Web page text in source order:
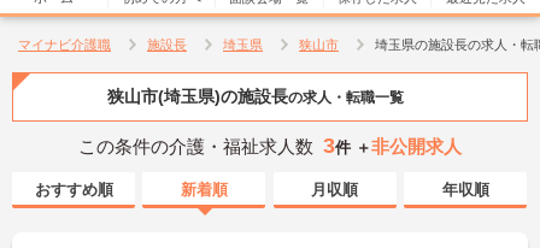
マイナビ介護職 施設長 埼玉県 狭山市 埼玉県の施設長の求人・転
狭山市(埼玉県)の施設長の求人・転職一覧
この条件の介護・福祉求人数 3件 ＋非公開求人
おすすめ順 新着順 月収順 年収順